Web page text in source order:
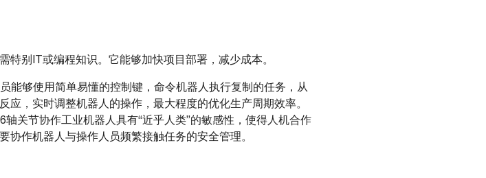
别IT或编程知识。它能够加快项目部署，减少成本。
能够使用简单易懂的控制键，命令机器人执行复制的任务，从
，实时调整机器人的操作，最大程度的优化生产周期效率。
关节协作工业机器人具有“近乎人类”的敏感性，使得人机合作
作机器人与操作人员频繁接触任务的安全管理。